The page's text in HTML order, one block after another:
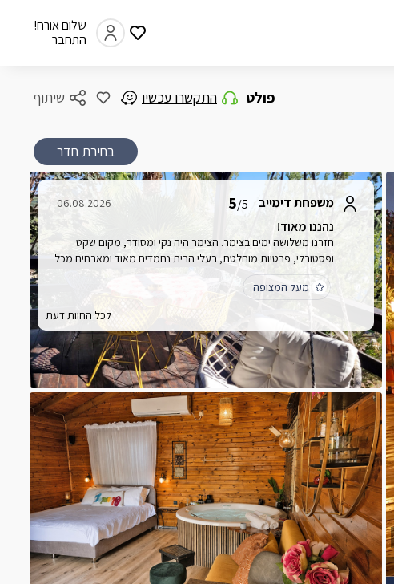
שלום אורח!
התחבר
שיתוף פולט התקשרו עכשיו
בחירת חדר
משפחת דימייב 5/5
06.08.2026
נהננו מאוד!
חזרנו משלושה ימים בצימר. הצימר היה נקי ומסודר, מקום שקט
ופסטורלי, פרטיות מוחלטת, בעלי הבית נחמדים מאוד ומארחים מכל
הלב, הצימר מאובזר בכל מה שצריך. נהננו מאוד!
מעל המצופה
לכל החוות דעת